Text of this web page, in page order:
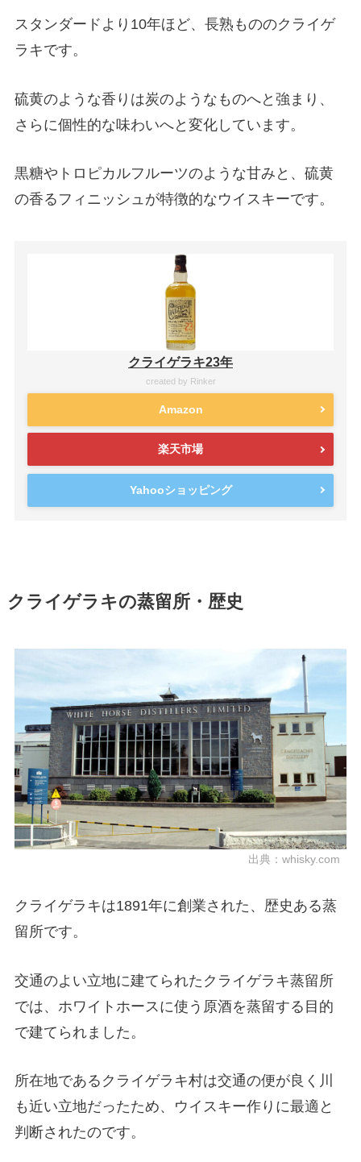
スタンダードより10年ほど、長熟もののクライゲ
ラキです。
硫黄のような香りは炭のようなものへと強まり、
さらに個性的な味わいへと変化しています。
黒糖やトロピカルフルーツのような甘みと、硫黄
の香るフィニッシュが特徴的なウイスキーです。
クライゲラキ23年
created by Rinker
Amazon
楽天市場
Yahooショッピング
クライゲラキの蒸留所・歴史
出典：whisky.com
クライゲラキは1891年に創業された、歴史ある蒸
留所です。
交通のよい立地に建てられたクライゲラキ蒸留所
では、ホワイトホースに使う原酒を蒸留する目的
で建てられました。
所在地であるクライゲラキ村は交通の便が良く川
も近い立地だったため、ウイスキー作りに最適と
判断されたのです。